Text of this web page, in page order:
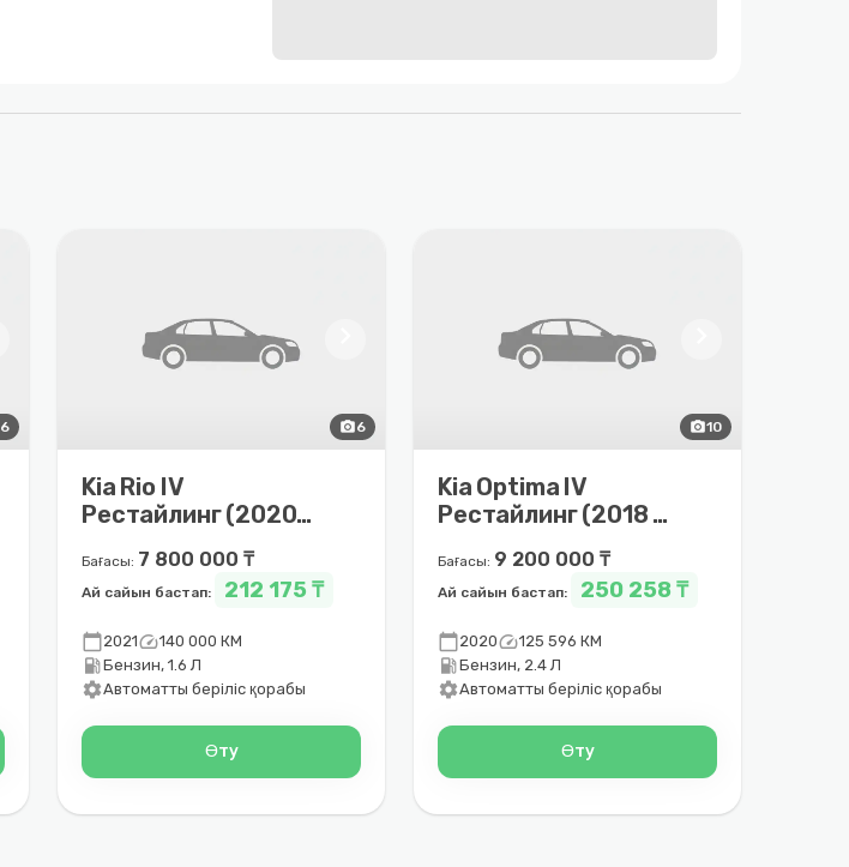
6 photo_camera6
Kia Rio IV
Рестайлинг (2020 –
Бағасы: 7 800 000 ₸
Ай сайын бастап: 212 175 ₸
calendar_today2021speed140 000 КМ
local_gas_stationБензин, 1.6 Л
settingsАвтоматты беріліс қорабы
Өту
photo_camera10
Kia Optima IV
Рестайлинг (2018 –
Бағасы: 9 200 000 ₸
Ай сайын бастап: 250 258 ₸
calendar_today2020speed125 596 КМ
local_gas_stationБензин, 2.4 Л
settingsАвтоматты беріліс қорабы
Өту